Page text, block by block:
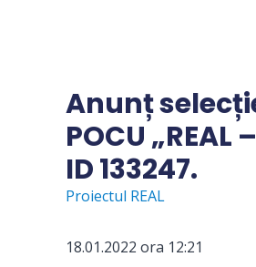
Anunț
POCU
ID 133247.
Proiectul REAL
18.01.2022 ora 12:21